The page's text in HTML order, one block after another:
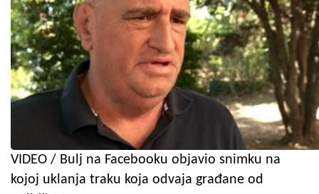
VIDEO / Bulj na Facebooku objavio snimku na
kojoj uklanja traku koja odvaja građane od